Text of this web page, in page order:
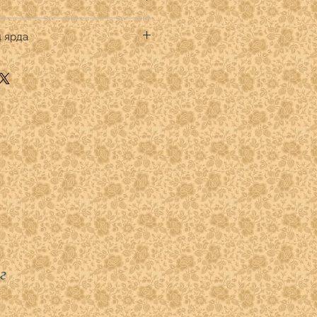
Fabrics
премиум
ярда
кратном 1/4 ярда.
указывать:
-1
- 2
3
4